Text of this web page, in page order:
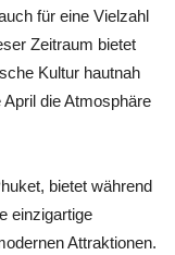
für eine Vielzahl
Zeitraum bietet
Kultur hautnah
die Atmosphäre
bietet während
einzigartige
Attraktionen.